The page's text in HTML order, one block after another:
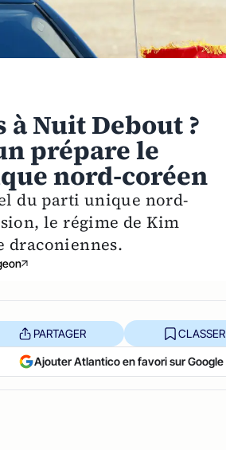
Nuit Debout ?
prépare le
nord-coréen
du parti unique nord-
le régime de Kim
draconiennes.
PARTAGER CLASSER
Ajouter Atlantico en favori sur Google